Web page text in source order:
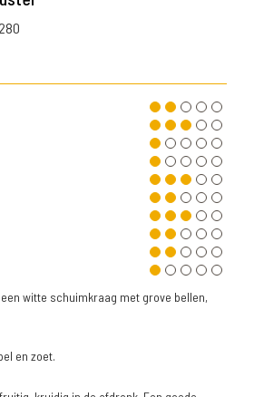
witte schuimkraag met grove bellen,
en zoet.